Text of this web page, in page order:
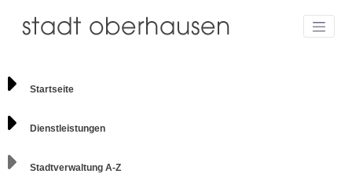
Startseite
Dienstleistungen
Stadtverwaltung A-Z